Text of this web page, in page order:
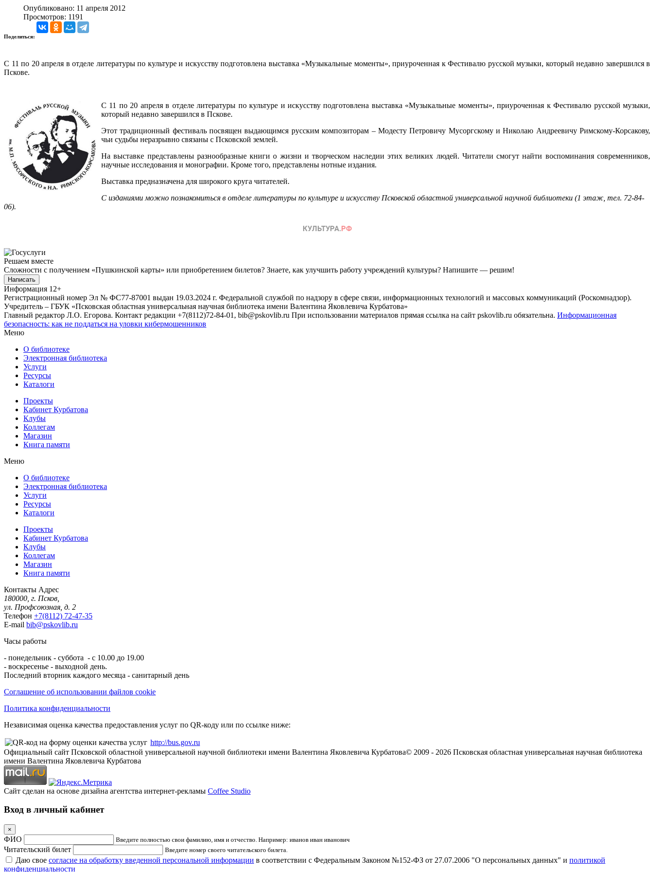
Опубликовано: 11 апреля 2012
Просмотров: 1191
Поделиться:
С 11 по 20 апреля в отделе литературы по культуре и искусству подготовлена выставка «Музыкальные моменты», приуроченная к Фестивалю русской музыки, который недавно завершился в
Пскове.
С 11 по 20 апреля в отделе литературы по культуре и искусству подготовлена выставка «Музыкальные моменты», приуроченная к Фестивалю русской музыки,
который недавно завершился в Пскове.
Этот традиционный фестиваль посвящен выдающимся русским композиторам – Модесту Петровичу Мусоргскому и Николаю Андреевичу Римскому-Корсакову,
чьи судьбы неразрывно связаны с Псковской землей.
На выставке представлены разнообразные книги о жизни и творческом наследии этих великих людей. Читатели смогут найти воспоминания современников,
научные исследования и монографии. Кроме того, представлены нотные издания.
Выставка предназначена для широкого круга читателей.
С изданиями можно познакомиться в отделе литературы по культуре и искусству Псковской областной универсальной научной библиотеки (1 этаж, тел. 72-84-
06).
Решаем вместе
Сложности с получением «Пушкинской карты» или приобретением билетов? Знаете, как улучшить работу учреждений культуры? Напишите — решим!
Написать
Информация 12+
Регистрационный номер Эл № ФС77-87001 выдан 19.03.2024 г. Федеральной службой по надзору в сфере связи, информационных технологий и массовых коммуникаций (Роскомнадзор).
Учредитель – ГБУК «Псковская областная универсальная научная библиотека имени Валентина Яковлевича Курбатова»
Главный редактор Л.О. Егорова. Контакт редакции +7(8112)72-84-01, bib@pskovlib.ru При использовании материалов прямая ссылка на сайт pskovlib.ru обязательна. Информационная
безопасность: как не поддаться на уловки кибермошенников
Меню
О библиотеке
Электронная библиотека
Услуги
Ресурсы
Каталоги
Проекты
Кабинет Курбатова
Клубы
Коллегам
Магазин
Книга памяти
Меню
О библиотеке
Электронная библиотека
Услуги
Ресурсы
Каталоги
Проекты
Кабинет Курбатова
Клубы
Коллегам
Магазин
Книга памяти
Контакты Адрес
180000, г. Псков,
ул. Профсоюзная, д. 2
Телефон +7(8112) 72-47-35
E-mail bib@pskovlib.ru
Часы работы
- понедельник - суббота - с 10.00 до 19.00
- воскресенье - выходной день.
Последний вторник каждого месяца - санитарный день
Соглашение об использовании файлов cookie
Политика конфиденциальности
Независимая оценка качества предоставления услуг по QR-коду или по ссылке ниже:
http://bus.gov.ru
Официальный сайт Псковской областной универсальной научной библиотеки имени Валентина Яковлевича Курбатова© 2009 - 2026 Псковская областная универсальная научная библиотека
имени Валентина Яковлевича Курбатова
Сайт сделан на основе дизайна агентства интернет-рекламы Coffee Studio
Вход в личный кабинет
×
ФИО Введите полностью свои фамилию, имя и отчество. Например: иванов иван иванович
Читательский билет Введите номер своего читательского билета.
Даю свое согласие на обработку введенной персональной информации в соответствии с Федеральным Законом №152-ФЗ от 27.07.2006 "О персональных данных" и политикой
конфиденциальности